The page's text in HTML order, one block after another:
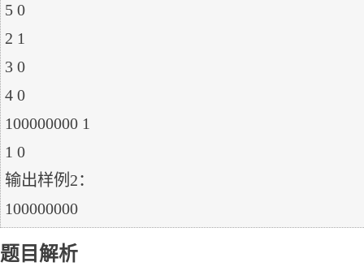
5 0
2 1
3 0
4 0
100000000 1
1 0
输出样例2：
题目解析